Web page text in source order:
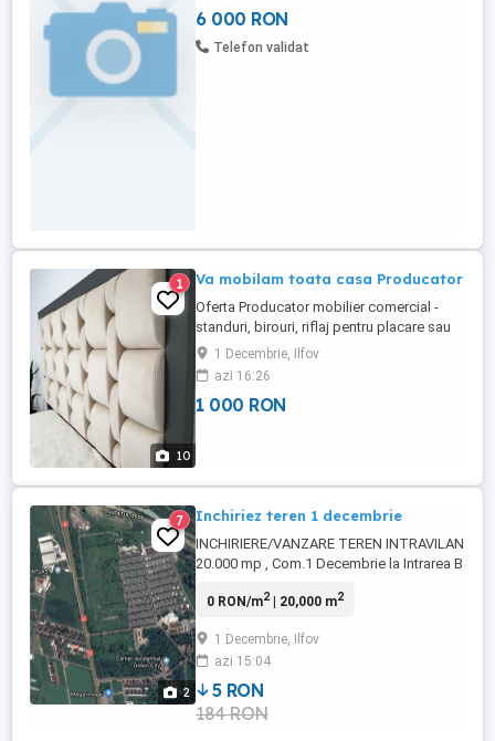
6 000 RON
Telefon validat
10
1 Va mobilam toata casa Producator
Oferta Producator mobilier comercial -
standuri, birouri, riflaj pentru placare sau
pereti despartitori, din lemn masiv, tei.
Mobilier de bucatarie, living, dormitor,
paturi tapitate. Si pentru ca putem
producem si mese jocuri distractive
1 Decembrie, Ilfov
azi 16:26
1 000 RON
2
7 Inchiriez teren 1 decembrie
INCHIRIERE/VANZARE TEREN INTRAVILAN
20.000 mp , Com.1 Decembrie la Intrarea B
drum lateral , Cadastru , Intabulare , utilitati
DEPOZIT MATERIALE DE CONSTRUCTIE ,
ETC . NEGOCIABIL . , incalzire: Altele,
suprafata totala: 20000Utilitati: ...
0 RON/m2| 20,000 m2
1 Decembrie, Ilfov
azi 15:04
5 RON
184 RON